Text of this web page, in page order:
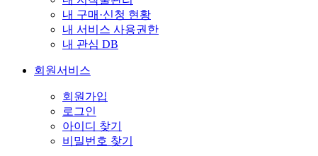
내 구매·신청 현황
내 서비스 사용권한
내 관심 DB
회원서비스
회원가입
로그인
아이디 찾기
비밀번호 찾기